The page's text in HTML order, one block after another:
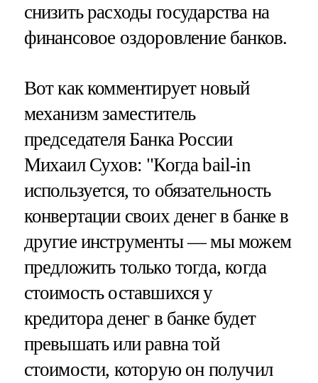
снизить расходы государства на
финансовое оздоровление банков.
Вот как комментирует новый
механизм заместитель
председателя Банка России
Михаил Сухов: "Когда bail-in
используется, то обязательность
конвертации своих денег в банке в
другие инструменты — мы можем
предложить только тогда, когда
стоимость оставшихся у
кредитора денег в банке будет
превышать или равна той
стоимости, которую он получил